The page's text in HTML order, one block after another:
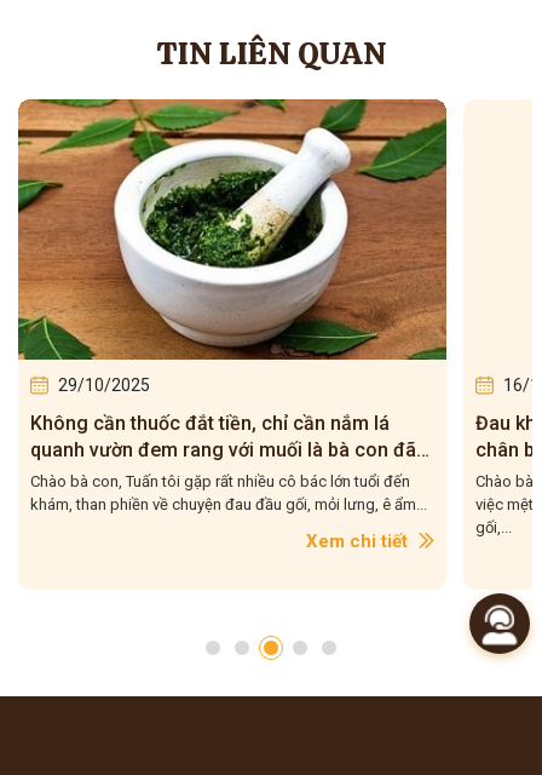
TIN LIÊN QUAN
29/10/2025
Không cần thuốc đắt tiền, chỉ cần nắm lá
quanh vườn đem rang với muối là bà con đã
có cách giảm đau xương khớp hiệu quả ngay
tại nhà rồi đấy!
Chào bà con, Tuấn tôi gặp rất nhiều cô bác lớn tuổi đến
khám, than phiền về chuyện đau đầu gối, mỏi lưng, ê ẩm...
Xem chi tiết
16/
Đau
chân
Chào bà
việc mệt
gối,...